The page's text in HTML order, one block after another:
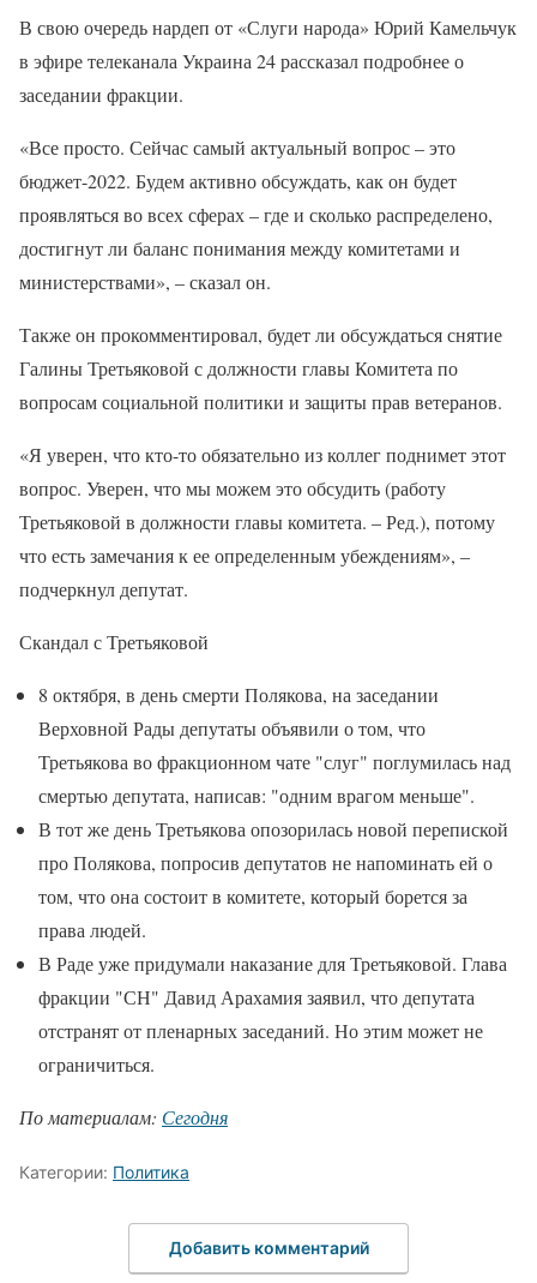
В свою очередь нардеп от «Слуги народа» Юрий Камельчук
в эфире телеканала Украина 24 рассказал подробнее о
заседании фракции.
«Все просто. Сейчас самый актуальный вопрос – это
бюджет-2022. Будем активно обсуждать, как он будет
проявляться во всех сферах – где и сколько распределено,
достигнут ли баланс понимания между комитетами и
министерствами», – сказал он.
Также он прокомментировал, будет ли обсуждаться снятие
Галины Третьяковой с должности главы Комитета по
вопросам социальной политики и защиты прав ветеранов.
«Я уверен, что кто-то обязательно из коллег поднимет этот
вопрос. Уверен, что мы можем это обсудить (работу
Третьяковой в должности главы комитета. – Ред.), потому
что есть замечания к ее определенным убеждениям», –
подчеркнул депутат.
Скандал с Третьяковой
8 октября, в день смерти Полякова, на заседании
Верховной Рады депутаты объявили о том, что
Третьякова во фракционном чате "слуг" поглумилась над
смертью депутата, написав: "одним врагом меньше".
В тот же день Третьякова опозорилась новой перепиской
про Полякова, попросив депутатов не напоминать ей о
том, что она состоит в комитете, который борется за
права людей.
В Раде уже придумали наказание для Третьяковой. Глава
фракции "СН" Давид Арахамия заявил, что депутата
отстранят от пленарных заседаний. Но этим может не
ограничиться.
По материалам: Сегодня
Категории: Политика
Добавить комментарий